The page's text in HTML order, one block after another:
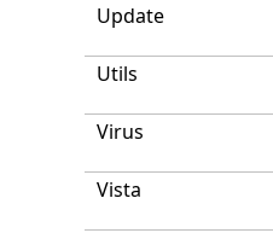
Update
Utils
Virus
Vista